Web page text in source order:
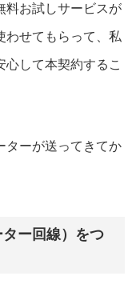
料お試しサービスが
わせてもらって、私
して本契約するこ
ターが送ってきてか
ー回線）をつ